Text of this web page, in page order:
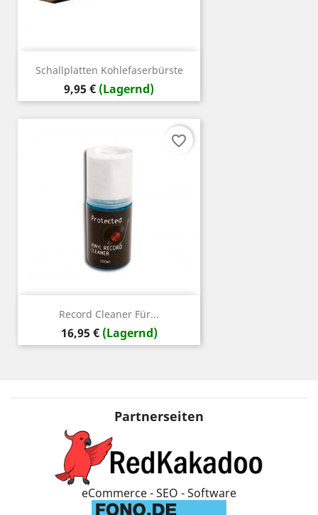
Schallplatten Kohlefaserbürste
Preis
9,95 € (Lagernd)
Record Cleaner Für...
Preis
16,95 € (Lagernd)
favorite_border
Partnerseiten
eCommerce - SEO - Software